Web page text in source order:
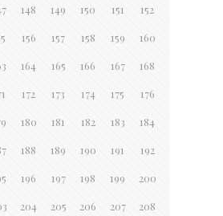
148 149 150 151 152
156 157 158 159 160
164 165 166 167 168
172 173 174 175 176
180 181 182 183 184
188 189 190 191 192
196 197 198 199 200
204 205 206 207 208